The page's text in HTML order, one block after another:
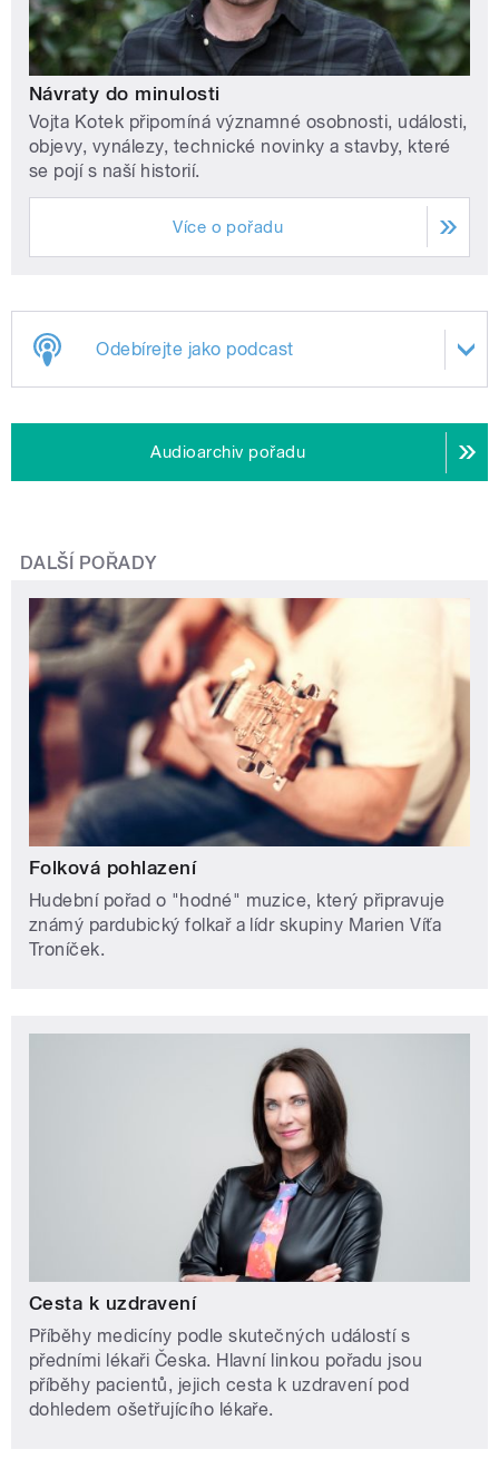
Návraty do minulosti
Vojta Kotek připomíná významné osobnosti, události,
objevy, vynálezy, technické novinky a stavby, které
se pojí s naší historií.
Více o pořadu
Odebírejte jako podcast
Audioarchiv pořadu
DALŠÍ POŘADY
Folková pohlazení
Hudební pořad o "hodné" muzice, který připravuje
známý pardubický folkař a lídr skupiny Marien Víťa
Troníček.
Cesta k uzdravení
Příběhy medicíny podle skutečných událostí s
předními lékaři Česka. Hlavní linkou pořadu jsou
příběhy pacientů, jejich cesta k uzdravení pod
dohledem ošetřujícího lékaře.